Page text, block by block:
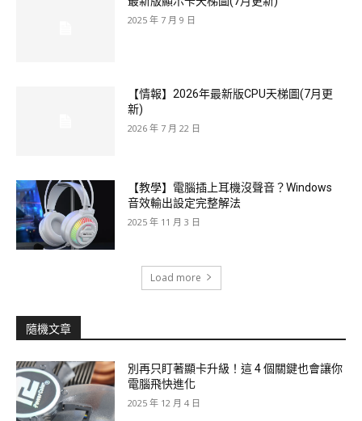
2025 年 7 月 9 日
【情報】2026年最新版CPU天梯圖(7月更
新)
2026 年 7 月 22 日
【教學】電腦插上耳機沒聲音？Windows
音效輸出設定完整解法
2025 年 11 月 3 日
Load more
隨機文章
別再只盯著顯卡升級！這 4 個關鍵也會讓你
電腦飛快進化
2025 年 12 月 4 日